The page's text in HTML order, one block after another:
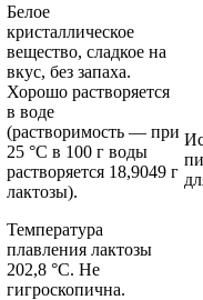
Белое
кристаллическое
вещество, сладкое на
вкус, без запаха.
Хорошо растворяется
в воде
(растворимость — при
25 °С в 100 г воды
растворяется 18,9049 г
лактозы).
Температура
плавления лактозы
202,8 °C. Не
гигроскопична.